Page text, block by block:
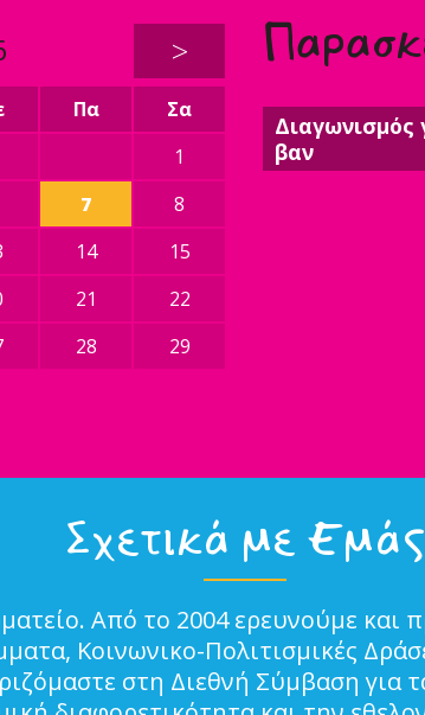
>
Πα
Σα
1
7
8
14
15
21
22
28
29
Διαγωνισμός
βαν
Σχετικά με Εμάς
Από το 2004 ερευνούμε
Κοινωνικο-Πολιτισμικές
στη Διεθνή Σύμβαση